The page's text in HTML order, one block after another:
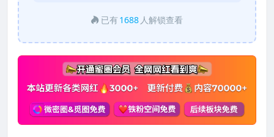
已有 1688 人解锁查看